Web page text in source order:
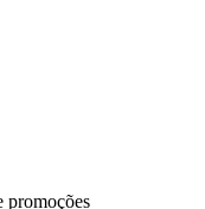
promoções